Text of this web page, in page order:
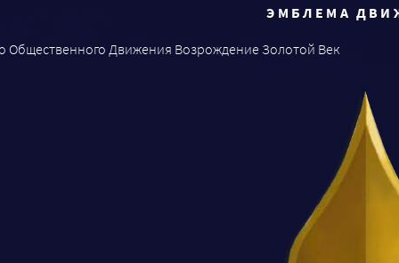
ЭМБЛЕМА
Общественного Движения Возрождение Золотой Век